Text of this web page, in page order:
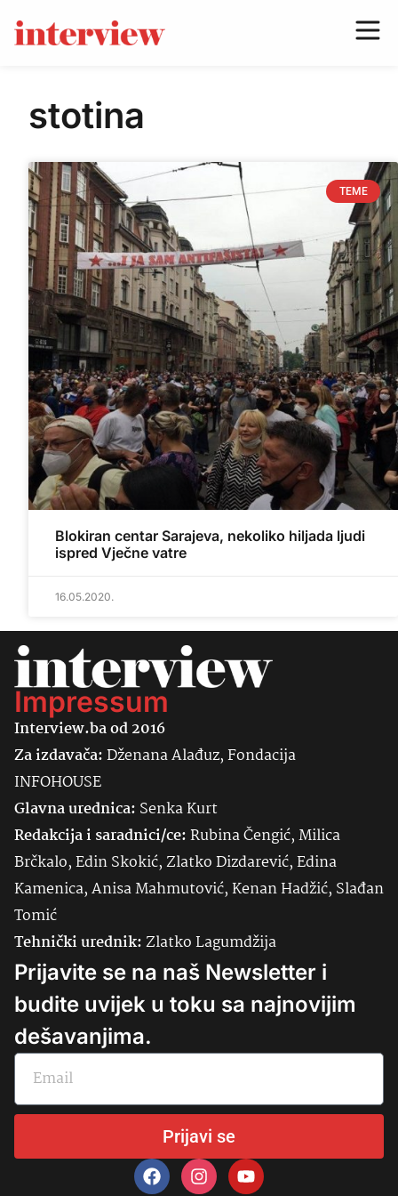
stotina
TEME
Blokiran centar Sarajeva, nekoliko hiljada ljudi
ispred Vječne vatre
16.05.2020.
Impressum
Interview.ba od 2016
Za izdavača:Dženana Alađuz, Fondacija
INFOHOUSE
Glavna urednica: SenkaKurt
Redakcija i saradnici/ce:Rubina Čengić, Milica
Brčkalo, Edin Skokić, Zlatko Dizdarević, Edina
Kamenica, Anisa Mahmutović, Kenan Hadžić, Slađan
Tomić
Tehnički urednik:Zlatko Lagumdžija
Prijavite se na naš Newsletter i
budite uvijek u toku sa najnovijim
dešavanjima.
Prijavi se